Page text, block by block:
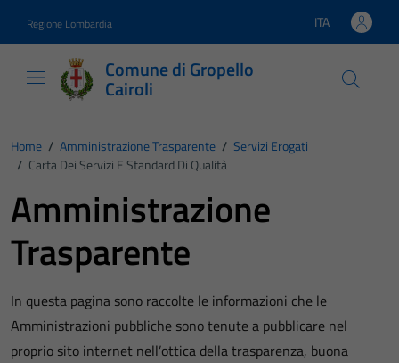
Regione Lombardia Lingua attiva:
ITA
Comune di Gropello
Cairoli
Home / Amministrazione Trasparente / Servizi Erogati
/ Carta Dei Servizi E Standard Di Qualità
Amministrazione
Trasparente
In questa pagina sono raccolte le informazioni che le
Amministrazioni pubbliche sono tenute a pubblicare nel
proprio sito internet nell’ottica della trasparenza, buona